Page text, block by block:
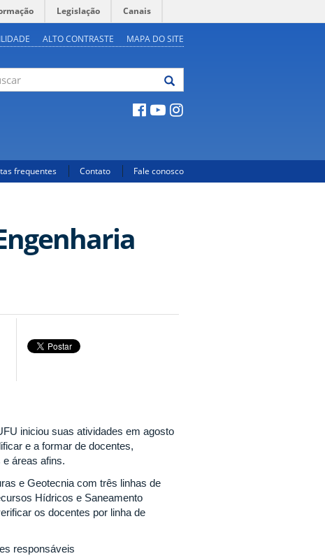
Legislação Canais
ALTO CONTRASTE MAPA DO SITE
frequentes Contato Fale conosco
iniciou suas atividades em agosto
e a formar de docentes,
áreas afins.
e Geotecnia com três linhas de
Hídricos e Saneamento
os docentes por linha de
responsáveis